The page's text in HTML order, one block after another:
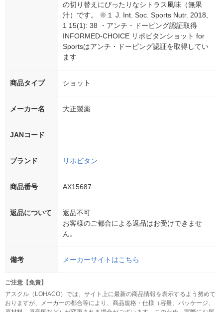
の切り替えにぴったりなシトラス風味（無果
汁）です。 ※１ J. Int. Soc. Sports Nutr. 2018,
1 15(1): 38 ・アンチ・ドーピング認証取得
INFORMED-CHOICE リポビタンショット for
Sportsはアンチ・ドーピング認証を取得してい
ます
商品タイプ ショット
メーカー名 大正製薬
JANコード
ブランド リポビタン
商品番号 AX15687
返品について
返品不可
お客様のご都合による返品はお受けできませ
ん。
備考 メーカーサイトはこちら
ご注意【免責】
アスクル（LOHACO）では、サイト上に最新の商品情報を表示するよう努めて
おりますが、メーカーの都合等により、商品規格・仕様（容量、パッケージ、